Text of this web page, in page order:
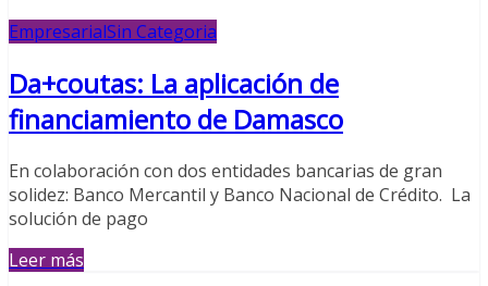
EmpresarialSin Categoria
Da+coutas: La aplicación de
financiamiento de Damasco
En colaboración con dos entidades bancarias de gran
solidez: Banco Mercantil y Banco Nacional de Crédito. La
solución de pago
Leer más